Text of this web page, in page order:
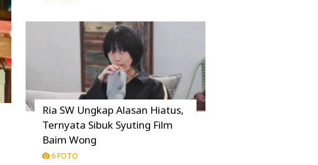
Ria SW Ungkap Alasan Hiatus,
Ternyata Sibuk Syuting Film
Baim Wong
6 FOTO